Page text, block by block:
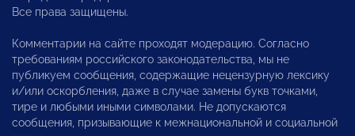
Все права защищены.
Комментарии на сайте проходят модерацию. Согласно
требованиям российского законодательства, мы не
публикуем сообщения, содержащие нецензурную лексику
и/или оскорбления, даже в случае замены букв точками,
тире и любыми иными символами. Не допускаются
сообщения, призывающие к межнациональной и социальной